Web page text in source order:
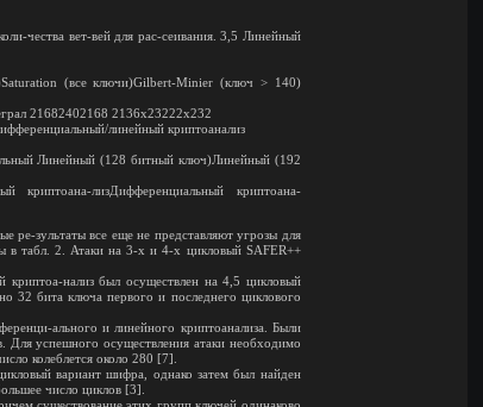
чества вет-вей для рас-сеивания. 3,5 Линейный
(все ключи)Gilbert-Minier (ключ > 140)
21682402168 2136х23222х232
линейный криптоанализ
Линейный (128 битный ключ)Линейный (192
лизДифференциальный криптоана-
ре-зультаты все еще не представляют угрозы для
табл. 2. Атаки на 3-х и 4-х цикловый SAFER++
нализ был осуществлен на 4,5 цикловый
32 бита ключа первого и последнего циклового
ального и линейного криптоанализа. Были
Для успешного осуществления атаки необходимо
колеблется около 280 [7].
вариант шифра, однако затем был найден
число циклов [3].